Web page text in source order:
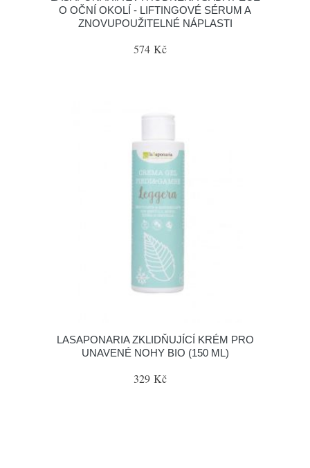
O OČNÍ OKOLÍ - LIFTINGOVÉ SÉRUM A
ZNOVUPOUŽITELNÉ NÁPLASTI
574 Kč
LASAPONARIA ZKLIDŇUJÍCÍ KRÉM PRO
UNAVENÉ NOHY BIO (150 ML)
329 Kč